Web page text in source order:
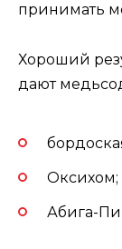
принимать
Хороший
дают
Оксихом;
Абига-